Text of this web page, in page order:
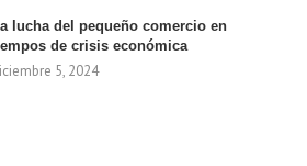
lucha del pequeño comercio en
de crisis económica
5, 2024